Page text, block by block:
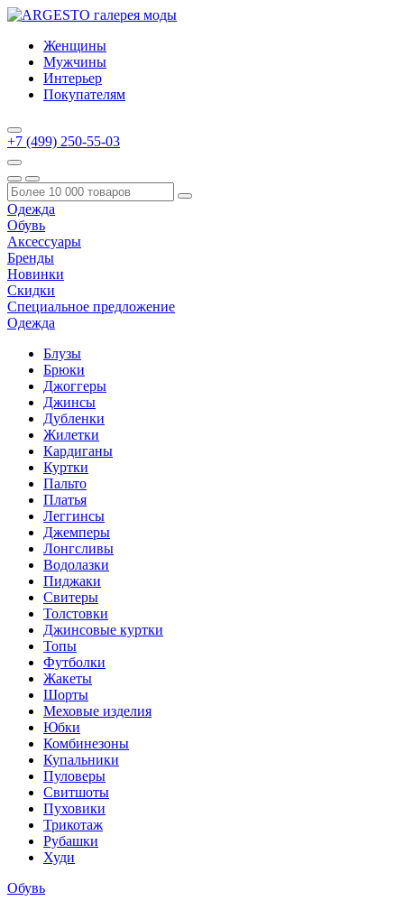
Женщины
Мужчины
Интерьер
Покупателям
+7 (499) 250-55-03
Одежда
Обувь
Аксессуары
Бренды
Новинки
Скидки
Специальное предложение
Одежда
Блузы
Брюки
Джоггеры
Джинсы
Дубленки
Жилетки
Кардиганы
Куртки
Пальто
Платья
Леггинсы
Джемперы
Лонгсливы
Водолазки
Пиджаки
Свитеры
Толстовки
Джинсовые куртки
Топы
Футболки
Жакеты
Шорты
Меховые изделия
Юбки
Комбинезоны
Купальники
Пуловеры
Свитшоты
Пуховики
Трикотаж
Рубашки
Худи
Обувь